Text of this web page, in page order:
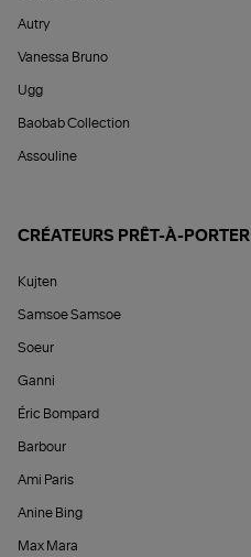
Autry
Vanessa Bruno
Ugg
Baobab Collection
Assouline
CRÉATEURS PRÊT-À-PORTER
Kujten
Samsoe Samsoe
Soeur
Ganni
Éric Bompard
Barbour
Ami Paris
Anine Bing
Max Mara